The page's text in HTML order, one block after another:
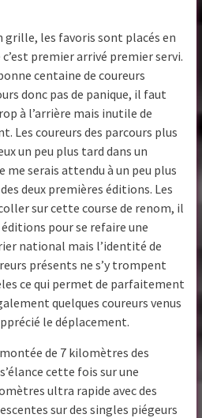
grille, les favoris sont placés en
premier arrivé premier servi.
centaine de coureurs
donc pas de panique, il faut
à l’arrière mais inutile de
Les coureurs des parcours plus
un peu plus tard dans un
me serais attendu à un peu plus
deux premières éditions. Les
sur cette course de renom, il
pour se refaire une
national mais l’identité de
présents ne s’y trompent
ce qui permet de parfaitement
quelques coureurs venus
le déplacement.
de 7 kilomètres des
cette fois sur une
ultra rapide avec des
sur des singles piégeurs